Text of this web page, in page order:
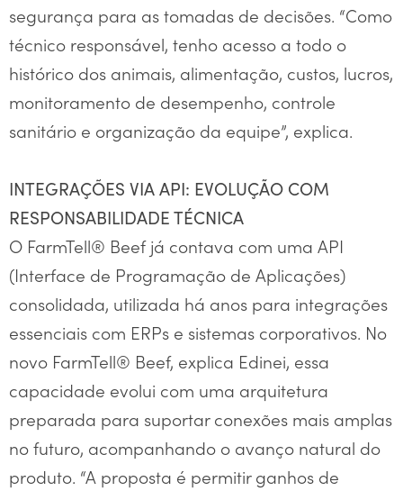
segurança para as tomadas de decisões. “Como
técnico responsável, tenho acesso a todo o
histórico dos animais, alimentação, custos, lucros,
monitoramento de desempenho, controle
sanitário e organização da equipe”, explica.
INTEGRAÇÕES VIA API: EVOLUÇÃO COM
RESPONSABILIDADE TÉCNICA
O FarmTell® Beef já contava com uma API
(Interface de Programação de Aplicações)
consolidada, utilizada há anos para integrações
essenciais com ERPs e sistemas corporativos. No
novo FarmTell® Beef, explica Edinei, essa
capacidade evolui com uma arquitetura
preparada para suportar conexões mais amplas
no futuro, acompanhando o avanço natural do
produto. “A proposta é permitir ganhos de